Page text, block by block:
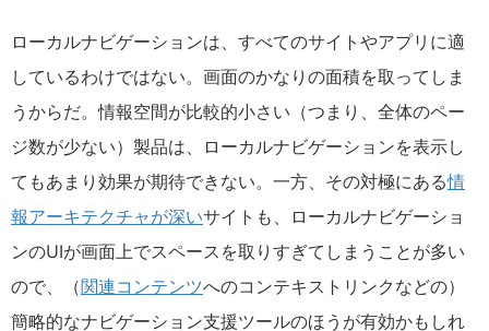
ローカルナビゲーションは、すべてのサイトやアプリに適
しているわけではない。画面のかなりの面積を取ってしま
うからだ。情報空間が比較的小さい（つまり、全体のペー
ジ数が少ない）製品は、ローカルナビゲーションを表示し
てもあまり効果が期待できない。一方、その対極にある情
報アーキテクチャが深いサイトも、ローカルナビゲーショ
ンのUIが画面上でスペースを取りすぎてしまうことが多い
ので、（関連コンテンツへのコンテキストリンクなどの）
簡略的なナビゲーション支援ツールのほうが有効かもしれ